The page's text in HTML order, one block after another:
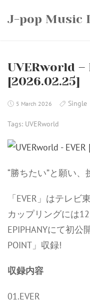
J-pop Music
UVERworld –
[2026.02.25]
5 March 2026 Single
Tags: UVERworld
“勝ちたい”と願い
「EVER」はテレ
カップリングには
EPIPHANYにて初公
POINT」収録!
収録内容
01.EVER